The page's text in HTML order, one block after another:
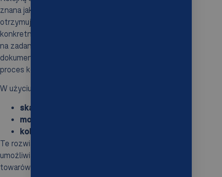
znana jako
otrzymują dyspozycje głosowe dotyczące
konkretnych artykułów, co umożliwia im koncentrację
na zadaniach bez potrzeby korzystania z
dokumentacji. Taki sposób pracy przyspiesza cały
proces kompletacji.
W użyciu są również:
skanery kodów kreskowych
mobilne systemy skanowania
kolektory danych
Te rozwiązania efektywnie identyfikują produkty,
umożliwiają szybkie weryfikowanie ilości i lokalizacji
towarów, co znacznie poprawia tempo pracy.